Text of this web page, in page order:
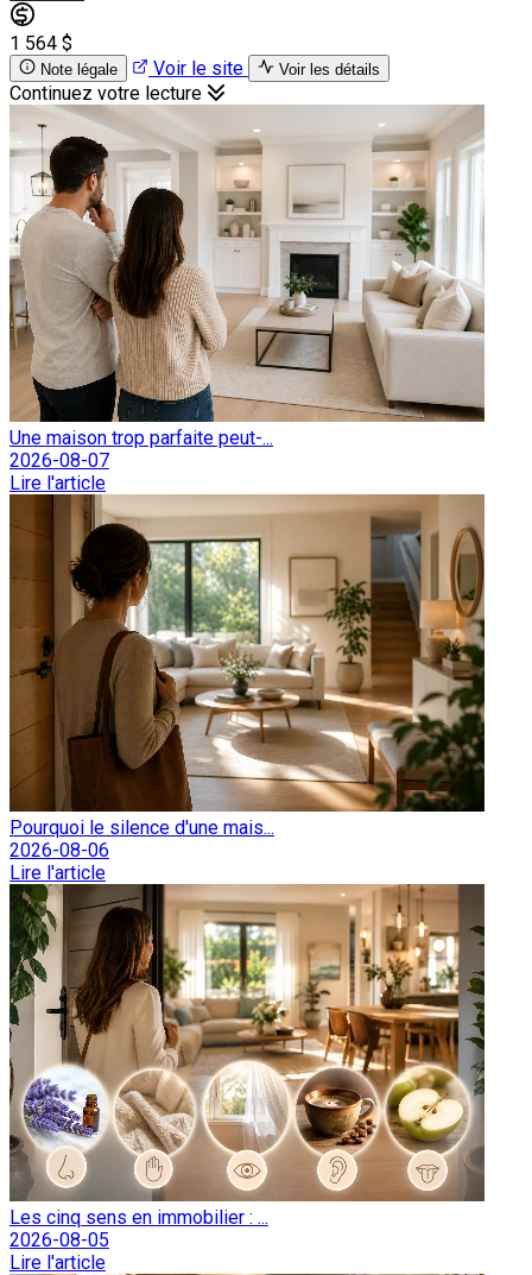
1 564 $
Note légale Voir le site Voir les détails
Continuez votre lecture
Une maison trop parfaite peut-...
2026-08-07
Lire l'article
Pourquoi le silence d'une mais...
2026-08-06
Lire l'article
Les cinq sens en immobilier : ...
2026-08-05
Lire l'article